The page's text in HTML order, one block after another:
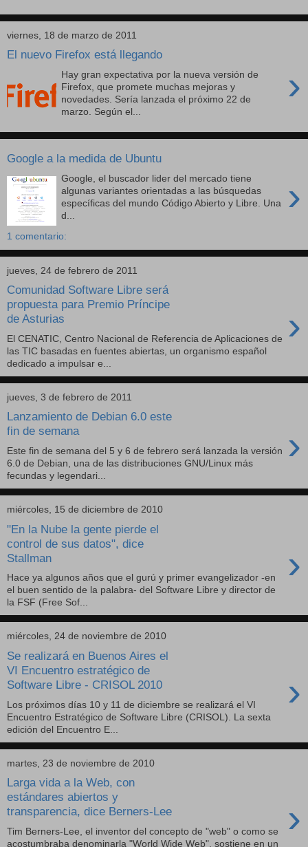
viernes, 18 de marzo de 2011
El nuevo Firefox está llegando
›
Hay gran expectativa por la nueva versión de
Firefox, que promete muchas mejoras y
novedades. Sería lanzada el próximo 22 de
marzo. Según el...
Google a la medida de Ubuntu
›
Google, el buscador lider del mercado tiene
algunas variantes orientadas a las búsquedas
específicas del mundo Código Abierto y Libre. Una
d...
1 comentario:
jueves, 24 de febrero de 2011
Comunidad Software Libre será
propuesta para Premio Príncipe
de Asturias
›
El CENATIC, Centro Nacional de Referencia de Aplicaciones de
las TIC basadas en fuentes abiertas, un organismo español
dedicado a impulsar e...
jueves, 3 de febrero de 2011
Lanzamiento de Debian 6.0 este
fin de semana
›
Este fin de semana del 5 y 6 de febrero será lanzada la versión
6.0 de Debian, una de las distribuciones GNU/Linux más
fecundas y legendari...
miércoles, 15 de diciembre de 2010
"En la Nube la gente pierde el
control de sus datos", dice
Stallman
›
Hace ya algunos años que el gurú y primer evangelizador -en
el buen sentido de la palabra- del Software Libre y director de
la FSF (Free Sof...
miércoles, 24 de noviembre de 2010
Se realizará en Buenos Aires el
VI Encuentro estratégico de
Software Libre - CRISOL 2010
›
Los próximos días 10 y 11 de diciembre se realizará el VI
Encuentro Estratégico de Software Libre (CRISOL). La sexta
edición del Encuentro E...
martes, 23 de noviembre de 2010
Larga vida a la Web, con
estándares abiertos y
transparencia, dice Berners-Lee
›
Tim Berners-Lee, el inventor del concepto de "web" o como se
acostumbraba denominarla "World Wide Web", sostiene en un